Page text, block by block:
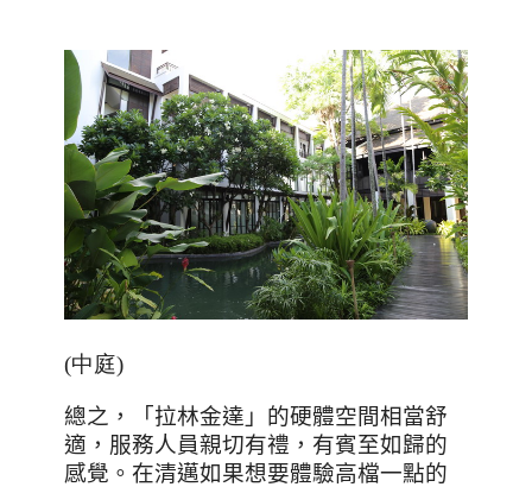
(中庭)
總之，「拉林金達」的硬體空間相當舒
適，服務人員親切有禮，有賓至如歸的
感覺。在清邁如果想要體驗高檔一點的